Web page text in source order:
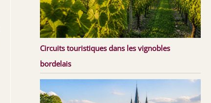
Circuits touristiques dans les vignobles
bordelais